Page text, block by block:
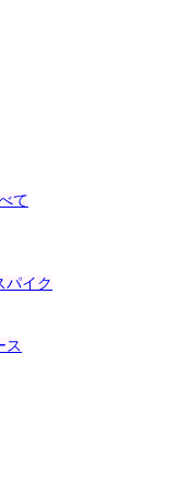
て
パイク
ス